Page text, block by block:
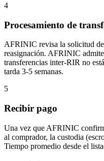
4
Procesamiento de
AFRINIC revisa la solicitud
reasignación. AFRINIC
transferencias inter-RIR no
tarda 3-5 semanas.
5
Recibir pago
Una vez que AFRINIC
al comprador, la custodia
Tiempo promedio desde el